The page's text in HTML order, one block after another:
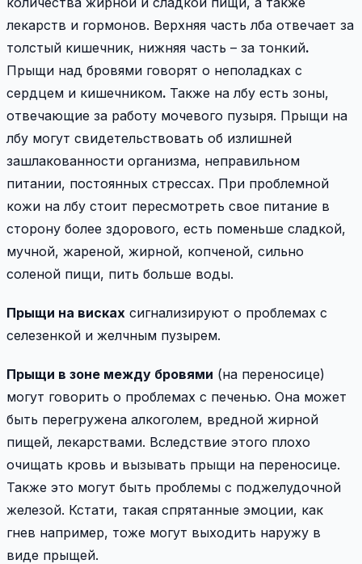
лекарств и гормонов. Верхняя часть лба отвечает за
толстый кишечник, нижняя часть – за тонкий.
Прыщи над бровями говорят о неполадках с
сердцем и кишечником. Также на лбу есть зоны,
отвечающие за работу мочевого пузыря. Прыщи на
лбу могут свидетельствовать об излишней
зашлакованности организма, неправильном
питании, постоянных стрессах. При проблемной
кожи на лбу стоит пересмотреть свое питание в
сторону более здорового, есть поменьше сладкой,
мучной, жареной, жирной, копченой, сильно
соленой пищи, пить больше воды.
Прыщи на висках сигнализируют о проблемах с
селезенкой и желчным пузырем.
Прыщи в зоне между бровями (на переносице)
могут говорить о проблемах с печенью. Она может
быть перегружена алкоголем, вредной жирной
пищей, лекарствами. Вследствие этого плохо
очищать кровь и вызывать прыщи на переносице.
Также это могут быть проблемы с поджелудочной
железой. Кстати, такая спрятанные эмоции, как
гнев например, тоже могут выходить наружу в
виде прыщей.